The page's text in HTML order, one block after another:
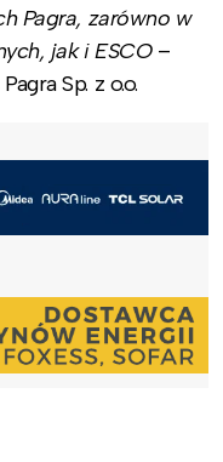
Pagra, zarówno w
jak i ESCO–
Sp. z o.o.